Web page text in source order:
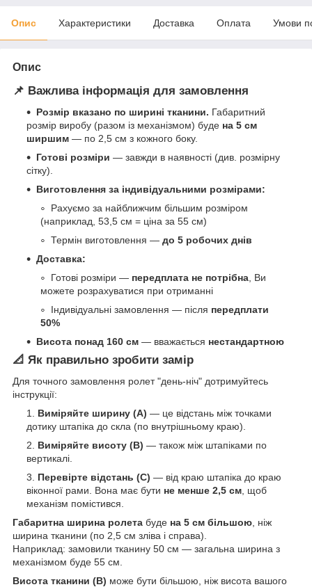
Опис Характеристики Доставка Оплата Умови
Опис
📌 Важлива інформація для замовлення
Розмір вказано по ширині тканини. Габаритний
розмір виробу (разом із механізмом) буде на 5 см
ширшим — по 2,5 см з кожного боку.
Готові розміри — завжди в наявності (див. розмірну
сітку).
Виготовлення за індивідуальними розмірами:
Рахуємо за найближчим більшим розміром
(наприклад, 53,5 см = ціна за 55 см)
Термін виготовлення — до 5 робочих днів
Доставка:
Готові розміри — передплата не потрібна , Ви
можете розрахуватися при отриманні
Індивідуальні замовлення — після передплати
50%
Висота понад 160 см — вважається нестандартною
📐 Як правильно зробити замір
Для точного замовлення ролет "день-ніч" дотримуйтесь
інструкції:
Виміряйте ширину (A) — це відстань між точками
дотику штапіка до скла (по внутрішньому краю).
Виміряйте висоту (B) — також між штапіками по
вертикалі.
Перевірте відстань (C) — від краю штапіка до краю
віконної рами. Вона має бути не менше 2,5 см , щоб
механізм помістився.
Габаритна ширина ролета буде на 5 см більшою , ніж
ширина тканини (по 2,5 см зліва і справа).
Наприклад: замовили тканину 50 см — загальна ширина з
механізмом буде 55 см.
Висота тканини (B) може бути більшою, ніж висота вашого